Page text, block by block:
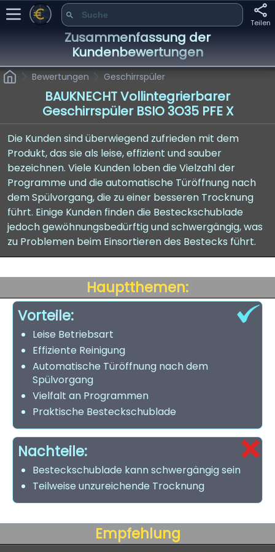
Teilen
Zusammenfassung der
Kundenbewertungen
Bewertungen Geschirrspüler
BAUKNECHT Vollintegrierbarer
Geschirrspüler BSIO 3O35 PFE X
Die Kunden sind überwiegend zufrieden mit dem
Produkt, das sie als leise, effizient und sauber
bezeichnen. Viele Kunden loben die Vielzahl der
Programme und die automatische Türöffnung nach
dem Spülvorgang, die zu einer besseren Trocknung
führt. Einige Kunden finden die Besteckschublade
jedoch gewöhnungsbedürftig und schwergängig, was
zu Problemen beim Einsortieren des Bestecks führt.
Hauptthemen:
Vorteile:
Leise Betriebsart
Effiziente Reinigung
Automatische Türöffnung nach dem
Spülvorgang
Vielfalt an Programmen
Praktische Besteckschublade
Nachteile:
Besteckschublade kann schwergängig sein
Teilweise unzureichende Trocknung
Empfehlung